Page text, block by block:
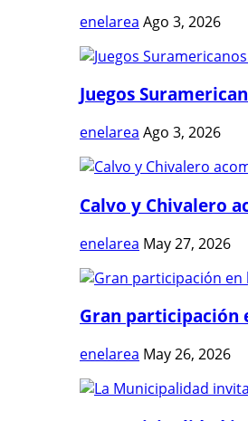
enelarea Ago 3, 2026
Juegos
enelarea Ago 3, 2026
Calvo y Chivalero
enelarea May 27, 2026
Gran participación
enelarea May 26, 2026